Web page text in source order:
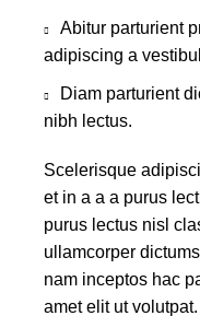
Abitur parturient
adipiscing a
Diam parturient
nibh lectus.
Scelerisque
et in a a a purus
purus lectus nisl
ullamcorper
nam inceptos hac
amet elit ut volutpat.